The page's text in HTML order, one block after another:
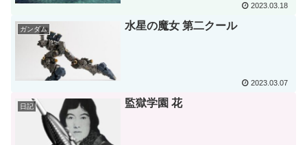
2023.03.18
ガンダム 水星の魔女 第二クール
2023.03.07
日記 監獄学園 花